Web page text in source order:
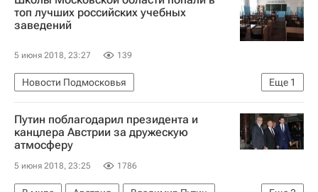
топ лучших российских учебных
заведений
5 июня 2018, 23:27 139
Еще 1
Новости Подмосковья
Московская область (Подмосковье)
Путин поблагодарил президента и
канцлера Австрии за дружескую
атмосферу
5 июня 2018, 23:25 1786